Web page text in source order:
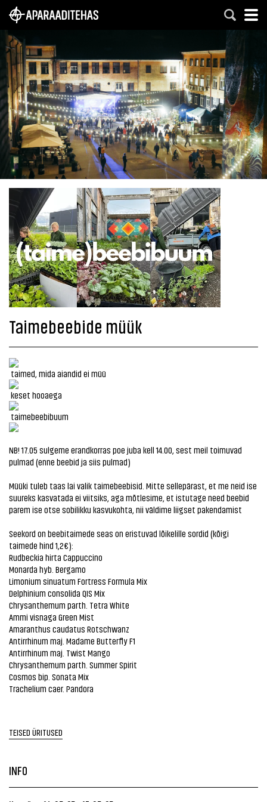
Taimebeebide müük
taimed, mida aiandid ei müü
keset hooaega
taimebeebibuum
NB! 17.05 sulgeme erandkorras poe juba kell 14.00, sest meil toimuvad
pulmad (enne beebid ja siis pulmad)
Müüki tuleb taas lai valik taimebeebisid. Mitte sellepärast, et me neid ise
suureks kasvatada ei viitsiks, aga mõtlesime, et istutage need beebid
parem ise otse sobilikku kasvukohta, nii väldime liigset pakendamist
Seekord on beebitaimede seas on eristuvad lõikelille sordid (kõigi
taimede hind 1,2€):
Rudbeckia hirta Cappuccino
Monarda hyb. Bergamo
Limonium sinuatum Fortress Formula Mix
Delphinium consolida QIS Mix
Chrysanthemum parth. Tetra White
Ammi visnaga Green Mist
Amaranthus caudatus Rotschwanz
Antirrhinum maj. Madame Butterfly F1
Antirrhinum maj. Twist Mango
Chrysanthemum parth. Summer Spirit
Cosmos bip. Sonata Mix
Trachelium caer. Pandora
TEISED ÜRITUSED
INFO